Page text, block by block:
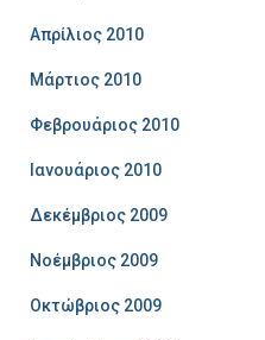
Απρίλιος 2010
Μάρτιος 2010
Φεβρουάριος 2010
Ιανουάριος 2010
Δεκέμβριος 2009
Νοέμβριος 2009
Οκτώβριος 2009